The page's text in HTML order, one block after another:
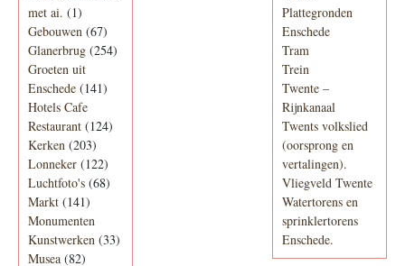
met ai. (1)
Gebouwen (67)
Glanerbrug (254)
Groeten uit
Enschede (141)
Hotels Cafe
Restaurant (124)
Kerken (203)
Lonneker (122)
Luchtfoto's (68)
Markt (141)
Monumenten
Kunstwerken (33)
Musea (82)
Plattegronden
Enschede
Tram
Trein
Twente –
Rijnkanaal
Twents volkslied
(oorsprong en
vertalingen).
Vliegveld Twente
Watertorens en
sprinklertorens
Enschede.